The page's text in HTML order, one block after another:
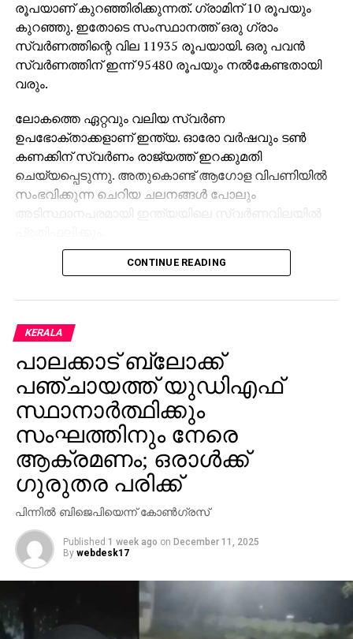
(LDCT) ഉപയോഗിച്ച് സ്ഥിരീകരിച്ചു.
ഈ പുതിയ സമീപനം ഡോക്ടര്‍മാര്‍ക്ക് ശ്വാസകോശ
അര്‍ബുദം തുടക്കഘട്ടത്തില്‍ തന്നെ കണ്ടെത്താന്‍
സഹായിക്കുമെന്നും അതോടൊപ്പം അനാവശ്യ
കഴിയുമെന്നും ഗവേഷകര്‍ വ്യക്തമാക്കി.
രൂപയാണ് കുറഞ്ഞിരിക്കുന്നത്. ഗ്രാമിന് 10 രൂപയും
കുറഞ്ഞു. ഇതോടെ സംസ്ഥാനത്ത് ഒരു ഗ്രാം
സ്വര്‍ണത്തിന്റെ വില 11935 രൂപയായി. ഒരു പവന്‍
സ്വര്‍ണത്തിന് ഇന്ന് 95480 രൂപയും നല്‍കേണ്ടതായി
വരും.
ലോകത്തെ ഏറ്റവും വലിയ സ്വര്‍ണ
ഉപഭോക്താക്കളാണ് ഇന്ത്യ. ഓരോ വര്‍ഷവും ടണ്‍
കണക്കിന് സ്വര്‍ണം രാജ്യത്ത് ഇറക്കുമതി
ചെയ്യപ്പെടുന്നു. അതുകൊണ്ട് ആഗോള വിപണിയില്‍
സംഭവിക്കുന്ന ചെറിയ ചലനങ്ങള്‍ പോലും
അടിസ്ഥാനപരമായി ഇന്ത്യയിലെ സ്വര്‍ണവിലയില്‍
CONTINUE READING
KERALA
പാലക്കാട് ബ്ലോക്ക്
പഞ്ചായത്ത് യുഡിഎഫ്
സ്ഥാനാര്‍ത്ഥിക്കും
സംഘത്തിനും നേരെ
ആക്രമണം; ഒരാള്‍ക്ക്
ഗുരുതര പരിക്ക്
പിന്നില്‍ ബിജെപിയെന്ന് കോണ്‍ഗ്രസ്
Published 1 week ago on December 11, 2025
By webdesk17